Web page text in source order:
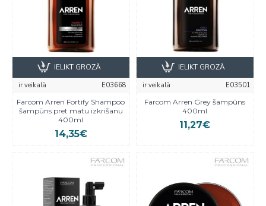
ir veikalā
E03668
Farcom Arren Fortify Shampoo
šampūns pret matu izkrišanu
400ml
14,35€
IELIKT GROZĀ
ir veikalā
E03501
Farcom Arren Grey šampūns
400ml
11,27€
IELIKT GROZĀ